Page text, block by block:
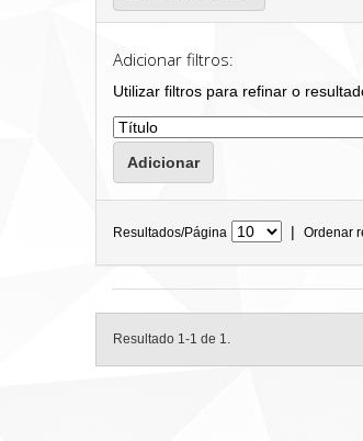
Adicionar filtros:
Utilizar filtros para refinar o
Resultados/Página | Ordenar
Resultado 1-1 de 1.